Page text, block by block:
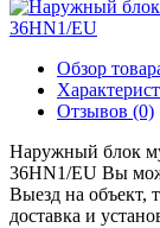
Обзор
Отзывов (0)
Наружный блок
36HN1/EU Вы
Выезд на объект,
доставка и